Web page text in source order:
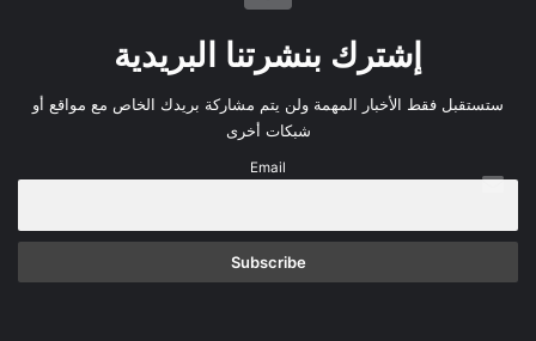
إشترك بنشرتنا البريدية
ستستقبل فقط الأخبار المهمة ولن يتم مشاركة بريدك الخاص مع مواقع أو
شبكات أخرى
Email